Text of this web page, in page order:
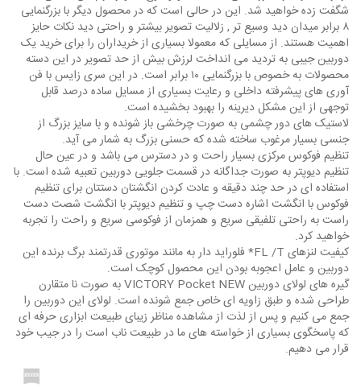
شگفت زده خواهید شد. این در حالی است که در محصول دیگر با بزرگنمایی
۸ برابر میدان دید وسیع تر , زلالیت تصویر بیشتر و راحتی دید نکات حایز
اهمیت هستند. از مسایلی که معمولا بسیاری از خریداران را برای خرید یک
دوربین جیبی به تردید می انداخت لرزش بیش از حد تصویر در این دسته
محصولات به خصوص با بزرگنمایی ۱۰ برابر است. در این سری زایس با فن
آوری های پیشرفته داخلی و رعایت بسیاری از مسایل ساده درصد قابل
توجهی از این مشکل دیرینه را بهبود بخشیده است.
لاستیک های دور چشمی به صورت چرخشی باز شونده و با سایز بزرگ از
جنسی بسیار مرغوب ساخته شده که حسنی بزرگ به شمار می آید.
تنظیم فوکوس مرکزی بسیار راحت و در دسترس می باشد و در عین حال
تنظیم دیوپتر به صورت جداگانه در قسمت جلویی دوربین تعبیه شده است. با
استفاده ای در حد چند دقیقه و عادت کردن انگشتان دستتان برای تنظیم
فوکوس با انگشت اشاره دست چپ و تنظیم دیوپتر با انگشت شصت دست
راست به راحتی تلفیقی سریع و همزمان از فوکوسی سریع و راحت را تجربه
خواهید کرد.
کیفیت لنزهای FL /T* فلوراید دار به مانند موتوری قدرتمند برگ برنده این
دوربین و عامل اعجوبه بودن این محصول کوچک است.
گیره های لولای دوربین VICTORY Pocket NEW به صورت نا متقارن
طراحی شده و طبق زاویه ای خاص جمع شونده است. لولای این دوربین را
جمع می کنیم و پس از لذت از مشاهده مناظر زیبای طبیعت ابزاری حرفه ای
که پاسخگوی بسیاری از خواسته های ما در طبیعت ناب است را در جیب خود
قرار می دهیم.